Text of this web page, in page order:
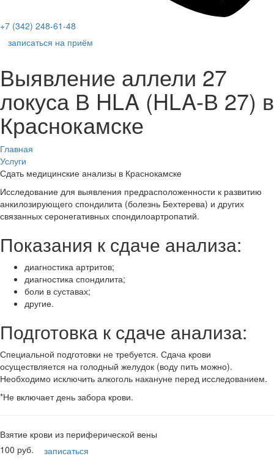
+7 (342) 248-61-48
записаться на приём
Выявление аллели 27
локуса В HLA (HLA-В 27) в
Краснокамске
Главная
Услуги
Сдать медицинские анализы в Краснокамске
Исследование для выявления предрасположенности к развитию
анкилозирующего спондилита (болезнь Бехтерева) и других
связанных серонегативных спондилоартропатий.
Показания к сдаче анализа:
диагностика артритов;
диагностика спондилита;
боли в суставах;
другие.
Подготовка к сдаче анализа:
Специальной подготовки не требуется. Сдача крови
осуществляется на голодный желудок (воду пить можно).
Необходимо исключить алкоголь накануне перед исследованием.
*Не включает день забора крови.
Взятие крови из периферической вены
100 руб.
записаться